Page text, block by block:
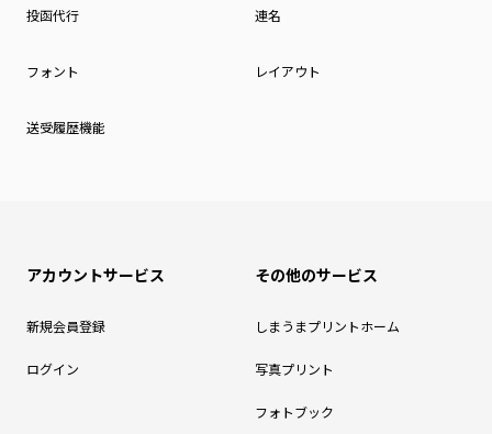
投函代行 連名
フォント レイアウト
送受履歴機能
アカウントサービス
新規会員登録
ログイン
その他のサービス
しまうまプリントホーム
写真プリント
フォトブック